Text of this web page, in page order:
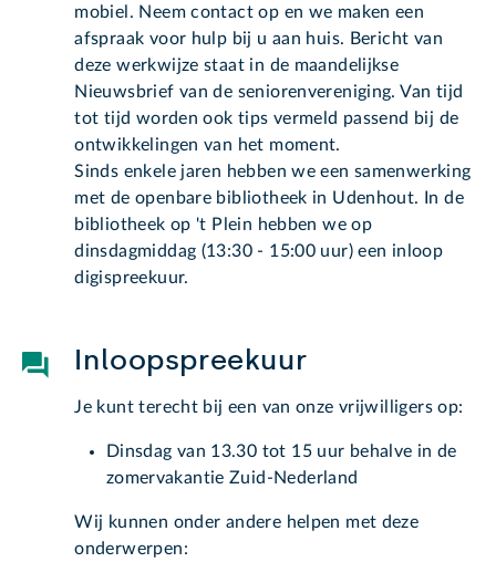
mobiel. Neem contact op en we maken een
afspraak voor hulp bij u aan huis. Bericht van
deze werkwijze staat in de maandelijkse
Nieuwsbrief van de seniorenvereniging. Van tijd
tot tijd worden ook tips vermeld passend bij de
ontwikkelingen van het moment.
Sinds enkele jaren hebben we een samenwerking
met de openbare bibliotheek in Udenhout. In de
bibliotheek op 't Plein hebben we op
dinsdagmiddag (13:30 - 15:00 uur) een inloop
digispreekuur.
Inloopspreekuur
Je kunt terecht bij een van onze vrijwilligers op:
Dinsdag van 13.30 tot 15 uur behalve in de
zomervakantie Zuid-Nederland
Wij kunnen onder andere helpen met deze
onderwerpen: